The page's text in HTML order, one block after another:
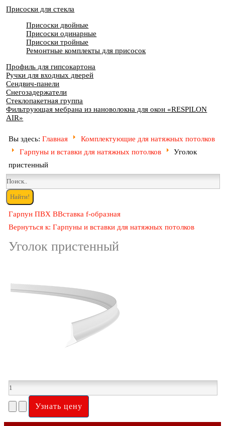
Присоски для стекла
Присоски двойные
Присоски одинарные
Присоски тройные
Ремонтные комплекты для присосок
Профиль для гипсокартона
Ручки для входных дверей
Сендвич-панели
Снегозадержатели
Стеклопакетная группа
Фильтрующая мебрана из нановолокна для окон «RESPILON
AIR»
Вы здесь:Главная
Комплектующие для натяжных потолков
Гарпуны и вставки для натяжных потолков
Уголок
пристенный
Гарпун ПВХ ВВставка f-образная
Вернуться к: Гарпуны и вставки для натяжных потолков
Уголок пристенный